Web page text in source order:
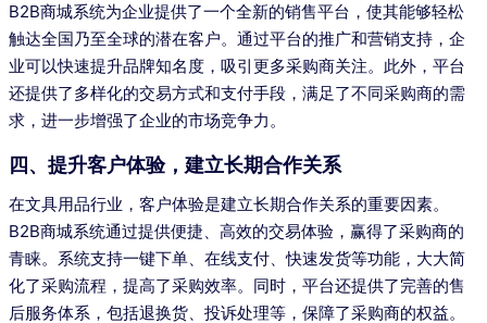
B2B商城系统为企业提供了一个全新的销售平台，使其能够轻松
触达全国乃至全球的潜在客户。通过平台的推广和营销支持，企
业可以快速提升品牌知名度，吸引更多采购商关注。此外，平台
还提供了多样化的交易方式和支付手段，满足了不同采购商的需
求，进一步增强了企业的市场竞争力。
四、提升客户体验，建立长期合作关系
在文具用品行业，客户体验是建立长期合作关系的重要因素。
B2B商城系统通过提供便捷、高效的交易体验，赢得了采购商的
青睐。系统支持一键下单、在线支付、快速发货等功能，大大简
化了采购流程，提高了采购效率。同时，平台还提供了完善的售
后服务体系，包括退换货、投诉处理等，保障了采购商的权益。